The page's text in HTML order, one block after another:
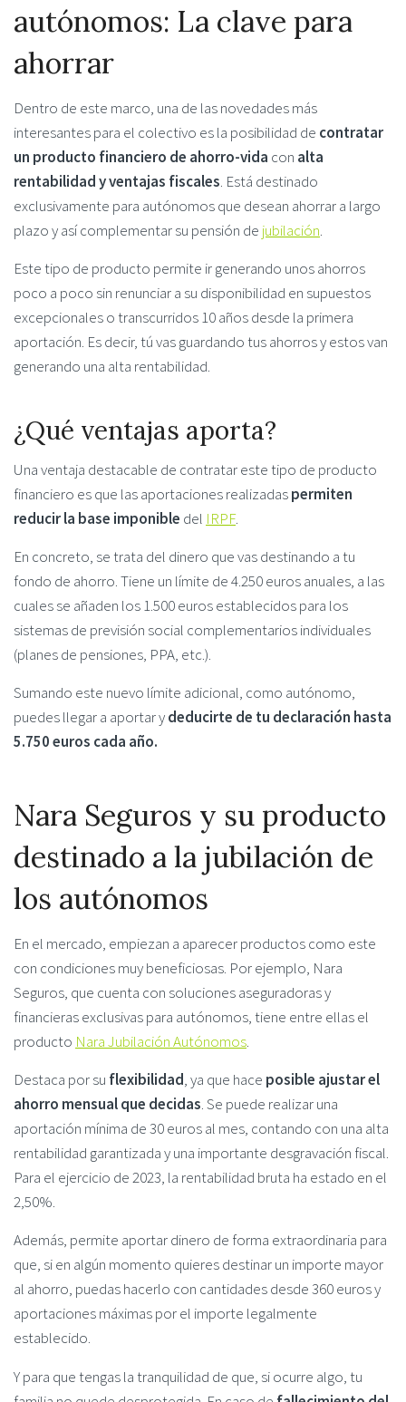
autónomos: La clave para
ahorrar
Dentro de este marco, una de las novedades más
interesantes para el colectivo es la posibilidad de contratar
un producto financiero de ahorro-vida con alta
rentabilidad y ventajas fiscales. Está destinado
exclusivamente para autónomos que desean ahorrar a largo
plazo y así complementar su pensión de jubilación.
Este tipo de producto permite ir generando unos ahorros
poco a poco sin renunciar a su disponibilidad en supuestos
excepcionales o transcurridos 10 años desde la primera
aportación. Es decir, tú vas guardando tus ahorros y estos van
generando una alta rentabilidad.
¿Qué ventajas aporta?
Una ventaja destacable de contratar este tipo de producto
financiero es que las aportaciones realizadaspermiten
reducir la base imponible del IRPF.
En concreto, se trata del dinero que vas destinando a tu
fondo de ahorro. Tiene un límite de 4.250 euros anuales, a las
cuales se añaden los 1.500 euros establecidos para los
sistemas de previsión social complementarios individuales
(planes de pensiones, PPA, etc.).
Sumando este nuevo límite adicional, como autónomo,
puedes llegar a aportar ydeducirte de tu declaración hasta
5.750 euros cada año.
Nara Seguros y su producto
destinado a la jubilación de
los autónomos
En el mercado, empiezan a aparecer productos como este
con condiciones muy beneficiosas. Por ejemplo, Nara
Seguros, que cuenta con soluciones aseguradoras y
financieras exclusivas para autónomos, tiene entre ellas el
producto Nara Jubilación Autónomos.
Destaca por su flexibilidad, ya que hace posible ajustar el
ahorro mensual que decidas. Se puede realizar una
aportación mínima de 30 euros al mes, contando con una alta
rentabilidad garantizada y una importante desgravación fiscal.
Para el ejercicio de 2023, la rentabilidad bruta ha estado en el
2,50%.
Además, permite aportar dinero de forma extraordinaria para
que, si en algún momento quieres destinar un importe mayor
al ahorro, puedas hacerlo con cantidades desde 360 euros y
aportaciones máximas por el importe legalmente
establecido.
Y para que tengas la tranquilidad de que, si ocurre algo, tu